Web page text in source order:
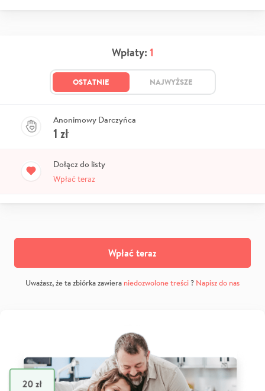
Wpłaty: 1
OSTATNIE NAJWYŻSZE
Anonimowy Darczyńca
1 zł
Dołącz do listy
Wpłać teraz
Wpłać teraz
Uważasz, że ta zbiórka zawiera niedozwolone treści? Napisz do nas